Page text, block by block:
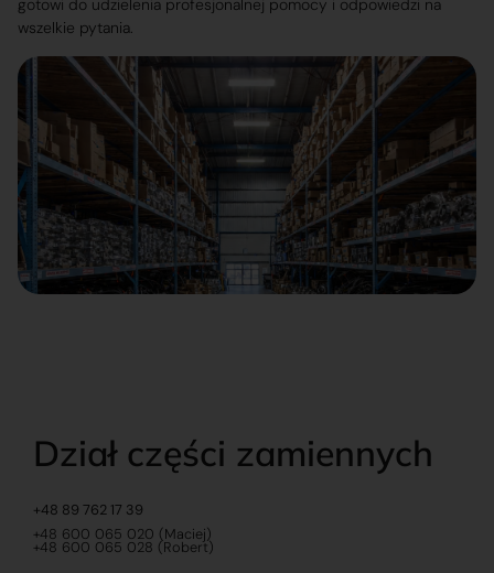
gotowi do udzielenia profesjonalnej pomocy i odpowiedzi na
wszelkie pytania.
Dział części zamiennych
+48 89 762 17 39
+48 600 065 020 (Maciej)
+48 600 065 028 (Robert)